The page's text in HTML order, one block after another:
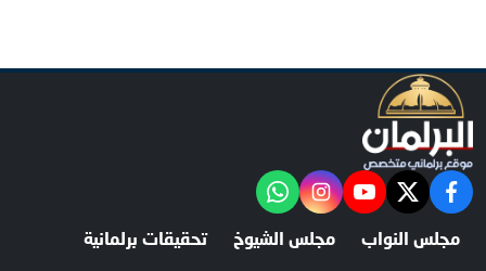
facebook
twitter
youtube
instagram
"‎Follow the آخر خبر channel on WhatsApp:
مجلس النواب مجلس الشيوخ تحقيقات برلمانية